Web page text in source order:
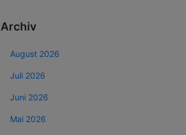
Archiv
August 2026
Juli 2026
Juni 2026
Mai 2026